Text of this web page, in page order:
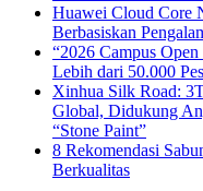
Huawei Cloud Core
Berbasiskan
“2026 Campus
Lebih dari 50.000
Xinhua Silk Road:
Global, Didukung
“Stone Paint”
8 Rekomendasi
Berkualitas